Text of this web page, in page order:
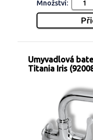
Množství:
Umyvadlová
Titania Iris